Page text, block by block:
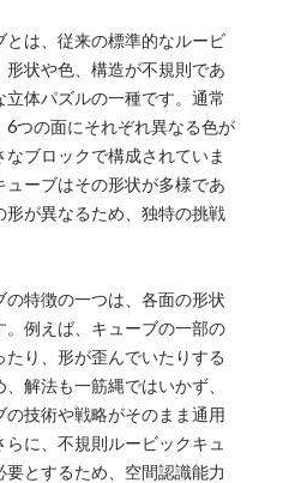
は、従来の標準的なルービ
状や色、構造が不規則であ
体パズルの一種です。通常
つの面にそれぞれ異なる色が
ブロックで構成されていま
ーブはその形状が多様であ
形が異なるため、独特の挑戦
特徴の一つは、各面の形状
例えば、キューブの一部の
り、形が歪んでいたりする
解法も一筋縄ではいかず、
技術や戦略がそのまま通用
に、不規則ルービックキュ
とするため、空間認識能力